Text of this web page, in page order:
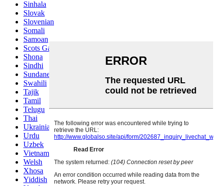
Sinhala
Slovak
Slovenian
Somali
Samoan
Scots Gaelic
Shona
Sindhi
Sundanese
Swahili
Tajik
Tamil
Telugu
Thai
Ukrainian
Urdu
Uzbek
Vietnamese
Welsh
Xhosa
Yiddish